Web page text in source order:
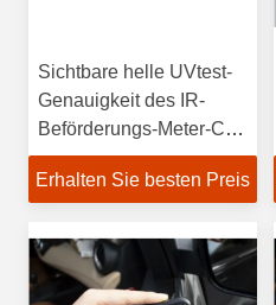
Sichtbare helle UVtest-
Genauigkeit des IR-
Beförderungs-Meter-CT-
23 ±2%
Erhalten Sie besten Preis